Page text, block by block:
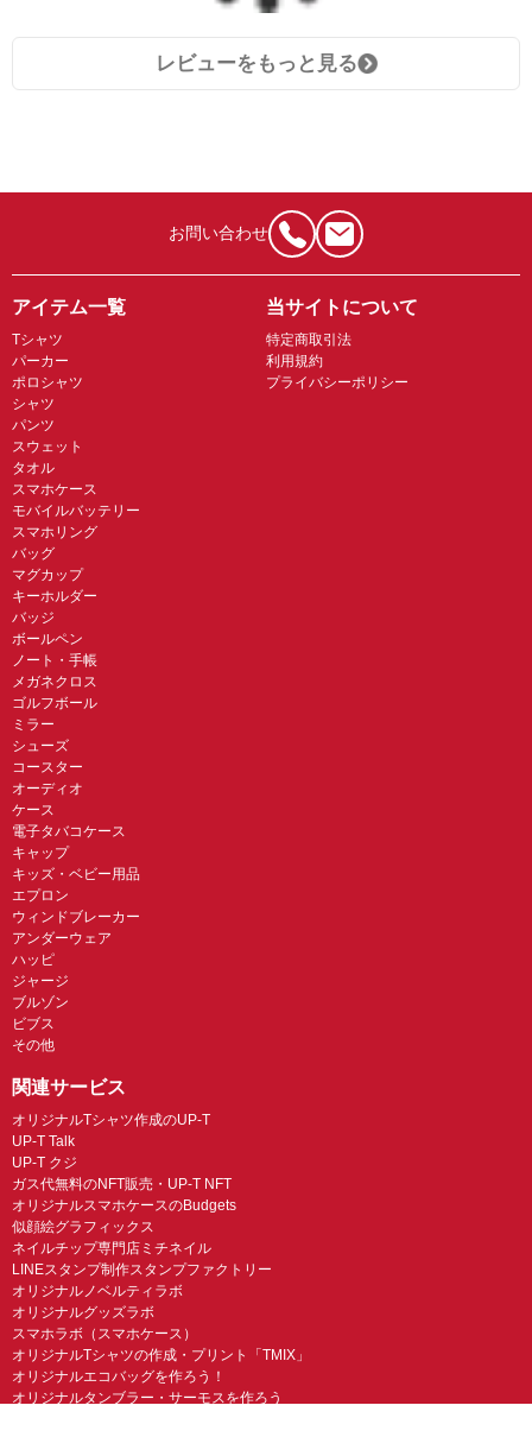
レビューをもっと見る
お問い合わせ
アイテム一覧
Tシャツ
パーカー
ポロシャツ
シャツ
パンツ
スウェット
タオル
スマホケース
モバイルバッテリー
スマホリング
バッグ
マグカップ
キーホルダー
バッジ
ボールペン
ノート・手帳
メガネクロス
ゴルフボール
ミラー
シューズ
コースター
オーディオ
ケース
電子タバコケース
キャップ
キッズ・ベビー用品
エプロン
ウィンドブレーカー
アンダーウェア
ハッピ
ジャージ
ブルゾン
ビブス
その他
当サイトについて
特定商取引法
利用規約
プライバシーポリシー
関連サービス
オリジナルTシャツ作成のUP-T
UP-T Talk
UP-T クジ
ガス代無料のNFT販売・UP-T NFT
オリジナルスマホケースのBudgets
似顔絵グラフィックス
ネイルチップ専門店ミチネイル
LINEスタンプ制作スタンプファクトリー
オリジナルノベルティラボ
オリジナルグッズラボ
スマホラボ（スマホケース）
オリジナルTシャツの作成・プリント「TMIX」
オリジナルエコバッグを作ろう！
オリジナルタンブラー・サーモスを作ろう